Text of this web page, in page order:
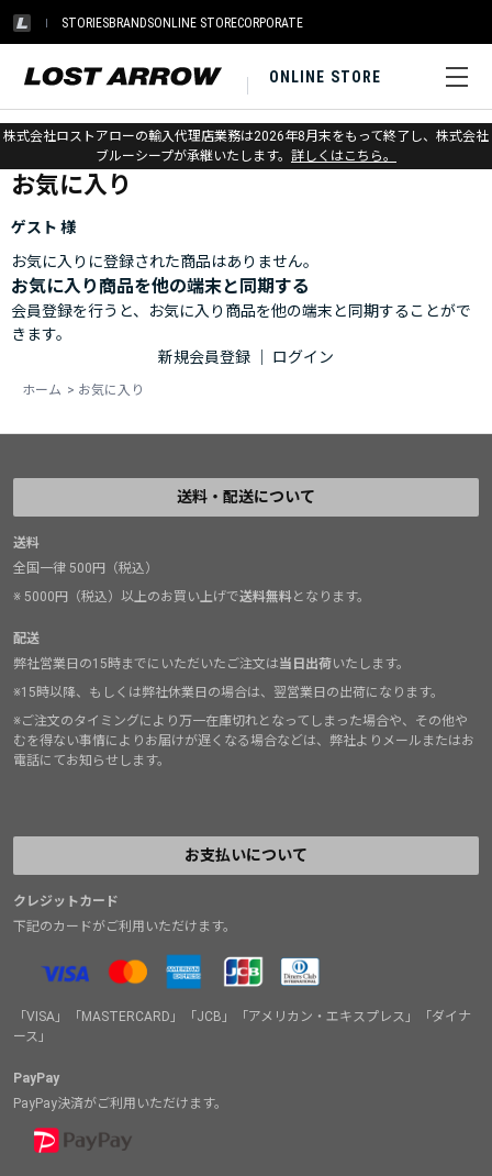
STORIESBRANDSONLINE STORECORPORATE
ONLINE STORE
株式会社ロストアローの輸入代理店業務は2026年8月末をもって終了し、株式会社
ブルーシープが承継いたします。 詳しくはこちら。
ホーム > お気に入り
お気に入り
ゲスト 様
お気に入りに登録された商品はありません。
お気に入り商品を他の端末と同期する
会員登録を行うと、お気に入り商品を他の端末と同期することがで
きます。
新規会員登録
ログイン
ホーム > お気に入り
送料・配送について
送料
全国一律 500円（税込）
※ 5000円（税込）以上のお買い上げで送料無料となります。
配送
弊社営業日の15時までにいただいたご注文は当日出荷いたします。
※15時以降、もしくは弊社休業日の場合は、翌営業日の出荷になります。
※ご注文のタイミングにより万一在庫切れとなってしまった場合や、その他や
むを得ない事情によりお届けが遅くなる場合などは、弊社よりメールまたはお
電話にてお知らせします。
お支払いについて
クレジットカード
下記のカードがご利用いただけます。
「VISA」「MASTERCARD」「JCB」「アメリカン・エキスプレス」「ダイナ
ース」
PayPay
PayPay決済がご利用いただけます。